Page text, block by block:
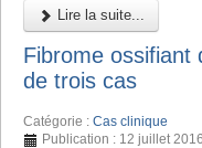
Lire la suite...
Fibrome ossifiant
de trois cas
Catégorie : Cas clinique
Publication : 12 juillet 2016